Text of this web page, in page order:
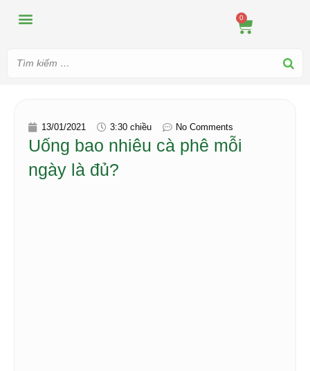
0
13/01/2021 3:30 chiều No Comments
Uống bao nhiêu cà phê mỗi
ngày là đủ?